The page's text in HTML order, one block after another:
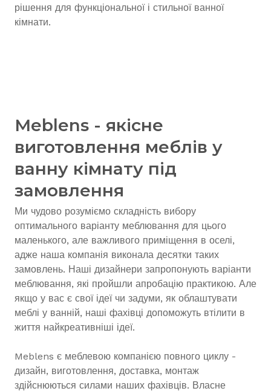
рішення для функціональної і стильної ванної
кімнати.
Meblens - якісне
виготовлення меблів у
ванну кімнату під
замовлення
Ми чудово розуміємо складність вибору
оптимального варіанту меблювання для цього
маленького, але важливого приміщення в оселі,
адже наша компанія виконала десятки таких
замовлень. Наші дизайнери запропонують варіанти
меблювання, які пройшли апробацію практикою. Але
якщо у вас є свої ідеї чи задуми, як облаштувати
меблі у ванній, наші фахівці допоможуть втілити в
життя найкреативніші ідеї.
Meblens є меблевою компанією повного циклу -
дизайн, виготовлення, доставка, монтаж
здійснюються силами наших фахівців. Власне